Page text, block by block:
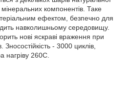
компонентів. Таке
ефектом, безпечно для
навколишньому середовищу.
нові яскраві враження при
- 3000 циклів,
нагріву 260С.